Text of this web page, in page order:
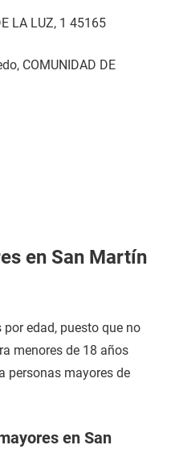
LA LUZ, 1 45165
COMUNIDAD DE
en San Martín
edad, puesto que no
menores de 18 años
personas mayores de
en San